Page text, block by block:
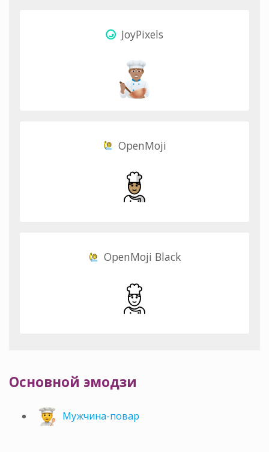
JoyPixels
OpenMoji
OpenMoji Black
Основной эмодзи
Мужчина-повар